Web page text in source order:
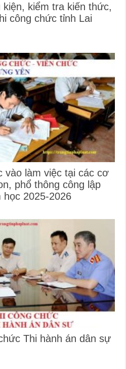
kiện, kiểm tra kiến thức,
công chức tỉnh Lai
vào làm việc tại các cơ
phổ thông công lập
2025-2026
Thi hành án dân sự